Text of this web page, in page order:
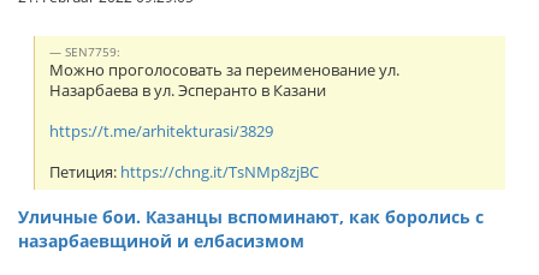
SEN7759:
Можно проголосовать за переименование ул.
Назарбаева в ул. Эсперанто в Казани
https://t.me/arhitekturasi/3829
Петиция: https://chng.it/TsNMp8zjBC
Уличные бои. Казанцы вспоминают, как боролись с
назарбаевщиной и елбасизмом